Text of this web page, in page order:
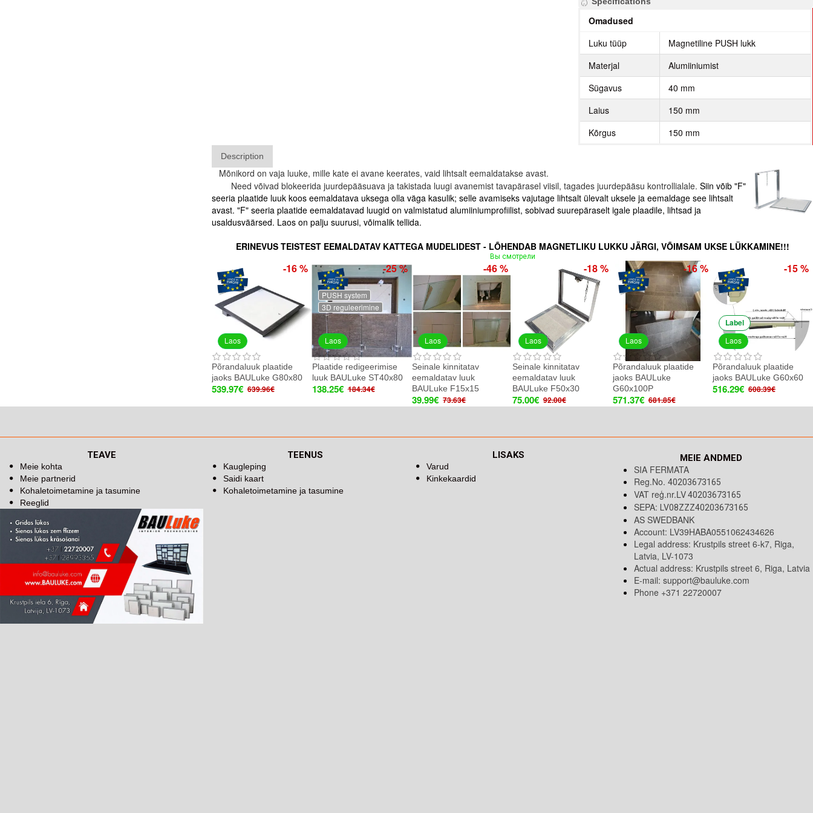
Omadused
Luku tüüp
Magnetiline PUSH lukk
Materjal
Alumiiniumist
Sügavus
40 mm
Laius
150 mm
Kõrgus
150 mm
Description
Mõnikord on vaja luuke, mille kate ei avane keerates, vaid lihtsalt eemaldatakse avast.
Need võivad blokeerida juurdepääsuava ja takistada luugi avanemist tavapärasel viisil, tagades juurdepääsu kontrollialale. Siin võib "F"
seeria plaatide luuk koos eemaldatava uksega olla väga kasulik; selle avamiseks vajutage lihtsalt ülevalt uksele ja eemaldage see lihtsalt
avast. "F" seeria plaatide eemaldatavad luugid on valmistatud alumiiniumprofiilist, sobivad suurepäraselt igale plaadile, lihtsad ja
usaldusväärsed. Laos on palju suurusi, võimalik tellida.
ERINEVUS TEISTEST EEMALDATAV KATTEGA MUDELIDEST - LÕHENDAB MAGNETLIKU LUKKU JÄRGI, VÕIMSAM UKSE LÜKKAMINE!!!
Вы смотрели
Laos
-16 %
Põrandaluuk plaatide
jaoks BAULuke G80x80
539.97€ 639.96€
PUSH system
Laos
3D reguleerimine
-25 %
Plaatide redigeerimise
luuk BAULuke ST40x80
138.25€ 184.34€
Laos
-46 %
Seinale kinnitatav
eemaldatav luuk
BAULuke F15x15
39.99€ 73.63€
Laos
-18 %
Seinale kinnitatav
eemaldatav luuk
BAULuke F50x30
75.00€ 92.00€
Laos
-16 %
Põrandaluuk plaatide
jaoks BAULuke
G60x100P
571.37€ 681.85€
Laos
Label
-15 %
Põrandaluuk plaatide
jaoks BAULuke G60x60
516.29€ 608.39€
TEAVE
Meie kohta
Meie partnerid
Kohaletoimetamine ja tasumine
Reeglid
TEENUS
Kaugleping
Saidi kaart
Kohaletoimetamine ja tasumine
LISAKS
Varud
Kinkekaardid
MEIE ANDMED
SIA FERMATA
Reg.No. 40203673165
VAT reģ.nr.LV40203673165
SEPA: LV08ZZZ40203673165
AS SWEDBANK
Account: LV39HABA0551062434626
Legal address: Krustpils street 6-k7, Riga,
Latvia, LV-1073
Actual address: Krustpils street 6, Riga, Latvia
E-mail: support@bauluke.com
Phone +371 22720007